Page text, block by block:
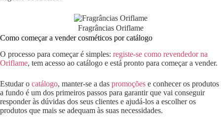
Fragrâncias Oriflame
Como começar a vender cosméticos por catálogo
O processo para começar é simples: registe-se como revendedor na
Oriflame, tem acesso ao catálogo e está pronto para começar a vender.
Estudar o catálogo, manter-se a das promoções e conhecer os produtos
a fundo é um dos primeiros passos para garantir que vai conseguir
responder às dúvidas dos seus clientes e ajudá-los a escolher os
produtos que mais se adequam às suas necessidades.